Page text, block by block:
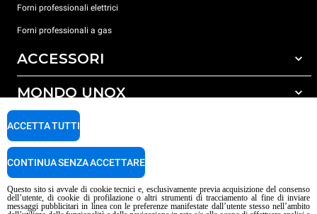
Forni professionali elettrici
Forni professionali a gas
ACCESSORI
Tutti gli accessori
Detergenti per lavaggio automatico
Detergenti per lavaggio manuale
Trattamento acqua con filtro a resine
MONDO UNOX
Le nostre sedi nel mondo
SUPPORTO
Garanzia Unox
Trova Centri Service
Questo sito si avvale di cookie tecnici e, esclusivamente previa acquisizione del consenso
dell’utente, di cookie di profilazione o altri strumenti di tracciamento al fine di inviare
messaggi pubblicitari in linea con le preferenze manifestate dall’utente stesso nell’ambito
ACCETTA TUTTI
CONTINUA SENZA ACCETTARE